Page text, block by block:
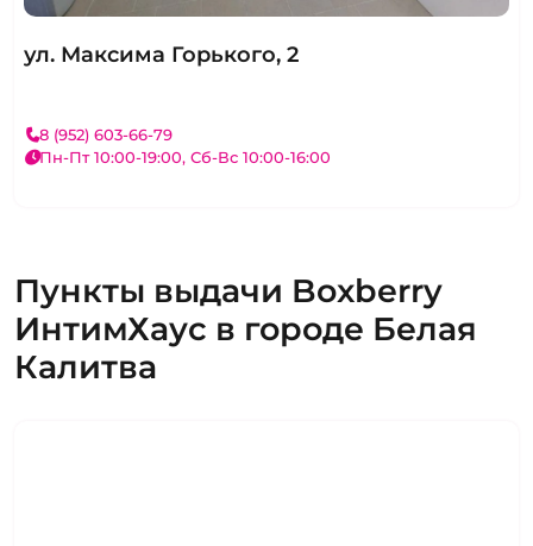
ул. Максима Горького, 2
8 (952) 603-66-79
Пн-Пт 10:00-19:00, Сб-Вс 10:00-16:00
Пункты выдачи Boxberry
ИнтимХаус в городе Белая
Калитва